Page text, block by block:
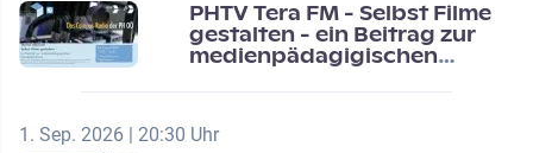
PHTV Tera FM - Selbst Filme
gestalten - ein Beitrag zur
medienpädagigischen
1. Sep. 2026 | 20:30 Uhr